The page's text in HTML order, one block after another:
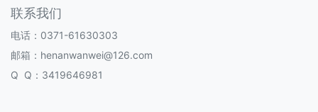
联系我们
电话：0371-61630303
邮箱：henanwanwei@126.com
Q Q：3419646981